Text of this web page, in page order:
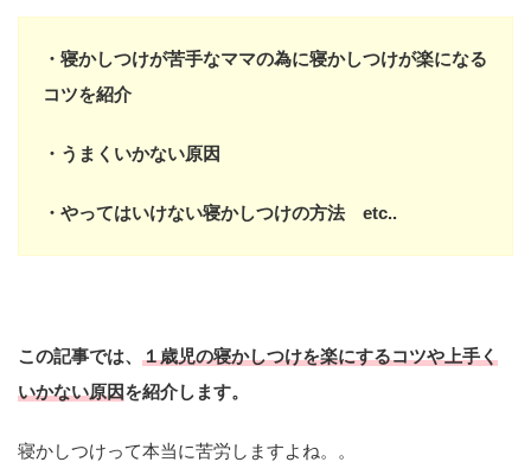
・寝かしつけが苦手なママの為に寝かしつけが楽になる
コツを紹介
・うまくいかない原因
・やってはいけない寝かしつけの方法 etc..
この記事では、 １歳児の寝かしつけを楽にするコツや上手く
いかない原因を紹介します。
寝かしつけって本当に苦労しますよね。。